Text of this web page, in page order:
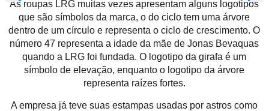
As roupas LRG muitas vezes apresentam alguns logotipos
que são símbolos da marca, o do ciclo tem uma árvore
dentro de um círculo e representa o ciclo de crescimento. O
número 47 representa a idade da mãe de Jonas Bevaquas
quando a LRG foi fundada. O logotipo da girafa é um
símbolo de elevação, enquanto o logotipo da árvore
representa raízes fortes.
A empresa já teve suas estampas usadas por astros como